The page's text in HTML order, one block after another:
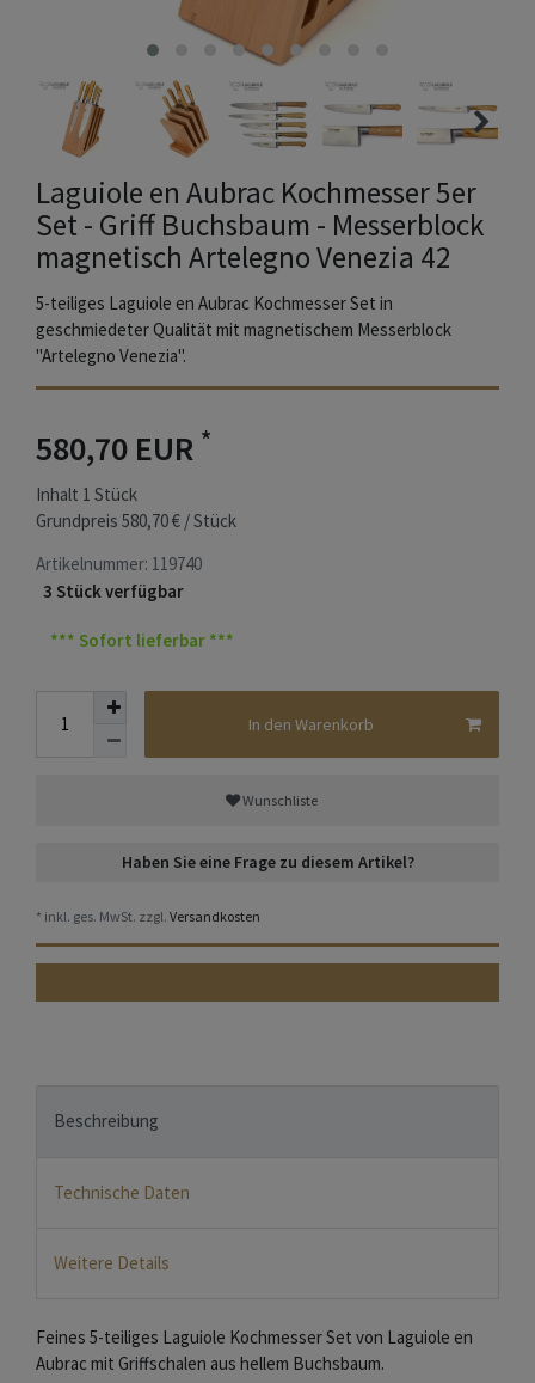
Laguiole en Aubrac Kochmesser 5er
Set - Griff Buchsbaum - Messerblock
magnetisch Artelegno Venezia 42
5-teiliges Laguiole en Aubrac Kochmesser Set in
geschmiedeter Qualität mit magnetischem Messerblock
"Artelegno Venezia".
580,70 EUR *
Inhalt 1 Stück
Grundpreis 580,70 € / Stück
Artikelnummer: 119740
3 Stück verfügbar
*** Sofort lieferbar ***
In den Warenkorb
Wunschliste
Haben Sie eine Frage zu diesem Artikel?
* inkl. ges. MwSt. zzgl. Versandkosten
Beschreibung
Technische Daten
Weitere Details
Feines 5-teiliges Laguiole Kochmesser Set von Laguiole en
Aubrac mit Griffschalen aus hellem Buchsbaum.